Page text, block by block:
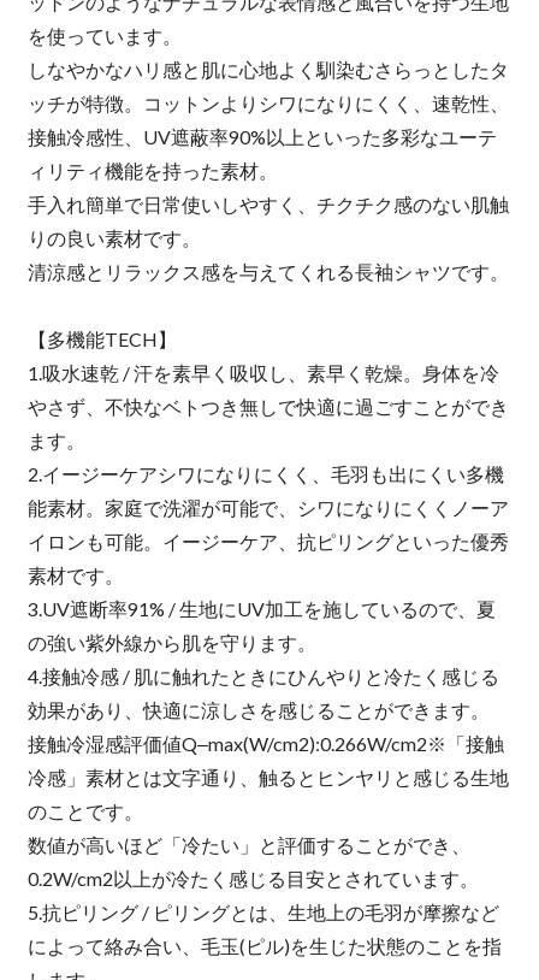
を使っています。
しなやかなハリ感と肌に心地よく馴染むさらっとしたタ
ッチが特徴。コットンよりシワになりにくく、速乾性、
接触冷感性、UV遮蔽率90%以上といった多彩なユーテ
ィリティ機能を持った素材。
手入れ簡単で日常使いしやすく、チクチク感のない肌触
りの良い素材です。
清涼感とリラックス感を与えてくれる長袖シャツです。
【多機能TECH】
1.吸水速乾 / 汗を素早く吸収し、素早く乾燥。身体を冷
やさず、不快なベトつき無しで快適に過ごすことができ
ます。
2.イージーケアシワになりにくく、毛羽も出にくい多機
能素材。家庭で洗濯が可能で、シワになりにくくノーア
イロンも可能。イージーケア、抗ピリングといった優秀
素材です。
3.UV遮断率91% / 生地にUV加工を施しているので、夏
の強い紫外線から肌を守ります。
4.接触冷感 / 肌に触れたときにひんやりと冷たく感じる
効果があり、快適に涼しさを感じることができます。
接触冷湿感評価値Q‒max(W/cm2):0.266W/cm2※「接触
冷感」素材とは文字通り、触るとヒンヤリと感じる生地
のことです。
数値が高いほど「冷たい」と評価することができ、
0.2W/cm2以上が冷たく感じる目安とされています。
5.抗ピリング / ピリングとは、生地上の毛羽が摩擦など
によって絡み合い、毛玉(ピル)を生じた状態のことを指